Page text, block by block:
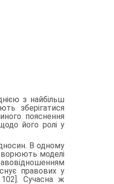
з найбільш
зберігатися
пояснення
його ролі у
В одному
моделі
правових у
102]. Сучасна ж